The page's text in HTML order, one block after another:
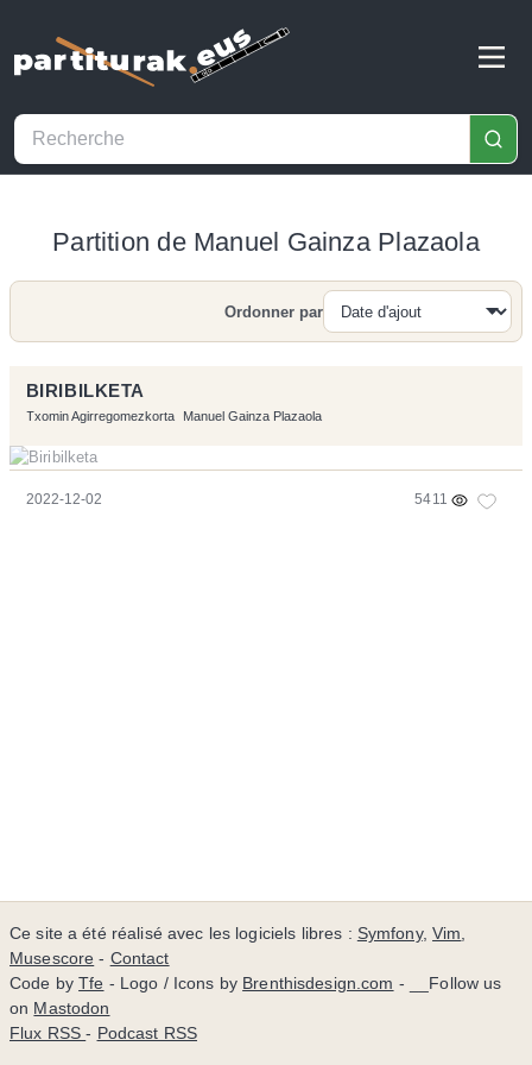
Partition de Manuel Gainza Plazaola
Recherche
Ordonner par
BIRIBILKETA
Txomin Agirregomezkorta Manuel Gainza Plazaola
2022-12-02 5411
Ce site a été réalisé avec les logiciels libres : Symfony,Vim,
Musescore - Contact
Code byTfe - Logo / Icons by Brenthisdesign.com - __Follow us
on Mastodon
Flux RSS- Podcast RSS